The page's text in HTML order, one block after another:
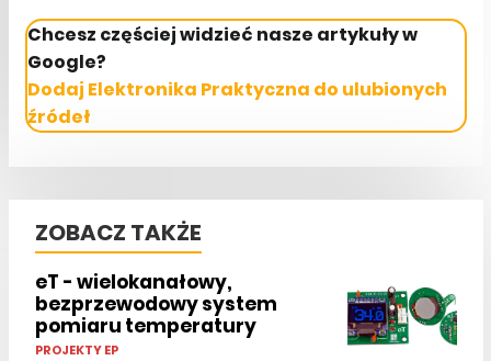
Chcesz częściej widzieć nasze artykuły w
Google?
Dodaj Elektronika Praktyczna do ulubionych
źródeł
ZOBACZ TAKŻE
eT - wielokanałowy,
bezprzewodowy system
pomiaru temperatury
PROJEKTY EP